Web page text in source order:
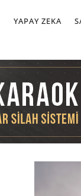
YAPAY ZEKA